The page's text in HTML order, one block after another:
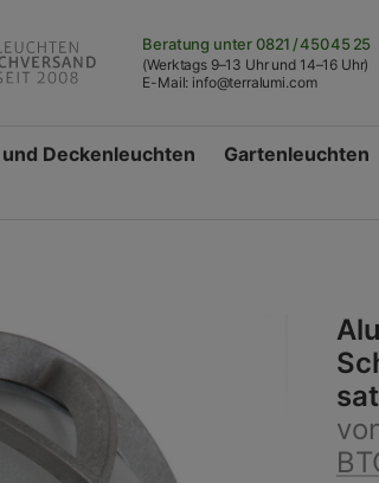
Beratung unter0821 / 450 45 25
(Werktags 9–13 Uhr und 14–16 Uhr)
E-Mail: info@terralumi.com
Deckenleuchten Gartenleuchten